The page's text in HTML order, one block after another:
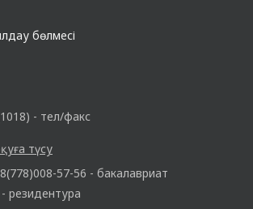
бөлмесі
- тел/факс
түсу
57-56 - бакалавриат
резидентура